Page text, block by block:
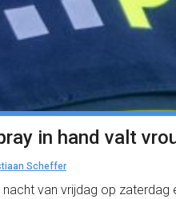
in hand valt
Scheffer
van vrijdag op